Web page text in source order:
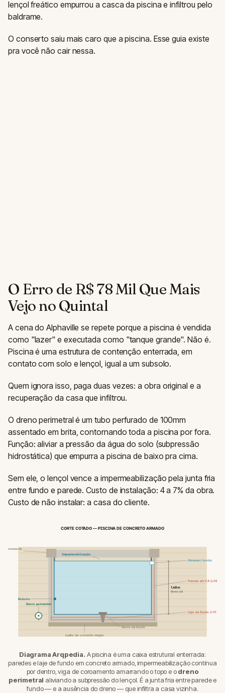
lençol freático empurrou a casca da piscina e infiltrou pelo
baldrame.
O conserto saiu mais caro que a piscina. Esse guia existe
pra você não cair nessa.
O Erro de R$ 78 Mil Que Mais
Vejo no Quintal
A cena do Alphaville se repete porque a piscina é vendida
como "lazer" e executada como "tanque grande". Não é.
Piscina é uma estrutura de contenção enterrada, em
contato com solo e lençol, igual a um subsolo.
Quem ignora isso, paga duas vezes: a obra original e a
recuperação da casa que infiltrou.
O dreno perimetral é um tubo perfurado de 100mm
assentado em brita, contornando toda a piscina por fora.
Função: aliviar a pressão da água do solo (subpressão
hidrostática) que empurra a piscina de baixo pra cima.
Sem ele, o lençol vence a impermeabilização pela junta fria
entre fundo e parede. Custo de instalação: 4 a 7% da obra.
Custo de não instalar: a casa do cliente.
CORTE COTADO — PISCINA DE CONCRETO ARMADO
1,40 m
lâmina útil
coroamento
Parede em CA (≈20 cm)
Laje de fundo (≈15 cm)
Dreno de fundo
Impermeabilização
Dreno perimetral
Skimmer / borda
Retorno
Lastro de concreto magro
Diagrama Arqpedia. A piscina é uma caixa estrutural enterrada:
paredes e laje de fundo em concreto armado, impermeabilização contínua
por dentro, viga de coroamento amarrando o topo e odreno
perimetral aliviando a subpressão do lençol. É a junta fria entre parede e
fundo — e a ausência do dreno — que infiltra a casa vizinha.